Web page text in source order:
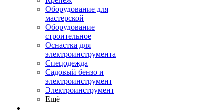
Оборудование для
мастерской
Оборудование
строительное
Оснастка для
электроинструмента
Спецодежда
Садовый бензо и
электроинструмент
Электроинструмент
Ещё